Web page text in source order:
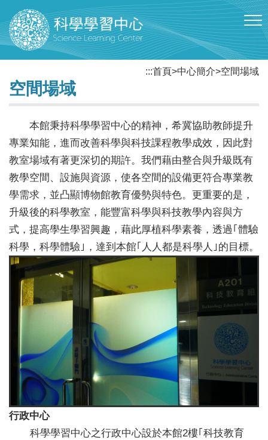
空間場域
:::首頁>中心簡介>空間場域
本館秉持科學學習中心的精神，希冀協助教師提升
專業知能，進而改善科學與科技課程教學成效，因此對
教室場域有著更深切的期許。我們藉由整合與升級既有
教學空間、設施與資源，使各空間的設備更符合專業教
學需求，並凸顯博物館教育優勢與特色。更重要的是，
升級後的科學教室，能豐富科學與科技教學內容與方
式，提高學生學習興趣，藉此厚植科學素養，透過｢體驗
科學，科學體驗｣，達到本館｢人人都是科學人｣的目標。
行政中心
科學學習中心之行政中心設於本館2樓｢科技教育